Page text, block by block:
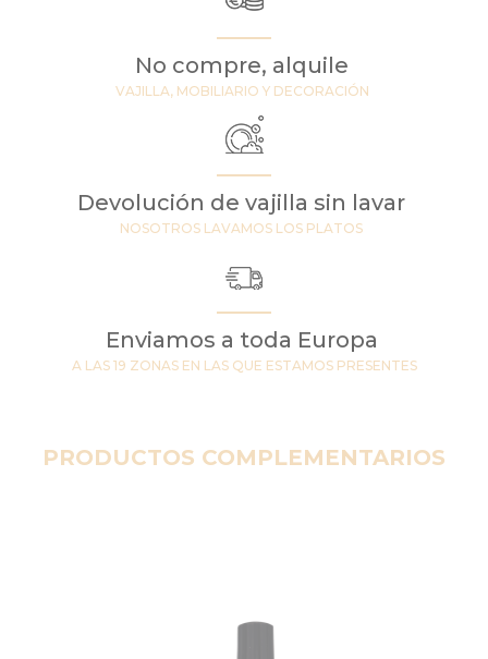
No compre, alquile
VAJILLA, MOBILIARIO Y DECORACIÓN
Devolución de vajilla sin lavar
NOSOTROS LAVAMOS LOS PLATOS
Enviamos a toda Europa
A LAS 19 ZONAS EN LAS QUE ESTAMOS PRESENTES
PRODUCTOS COMPLEMENTARIOS